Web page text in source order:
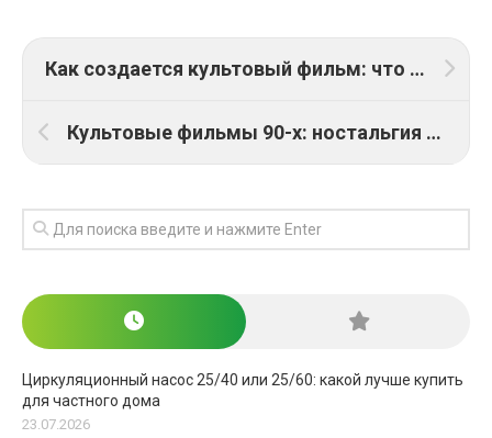
Как создается культовый фильм: что делает кино легендарным
Культовые фильмы 90-х: ностальгия по эпохе VHS и больших блокбастеров
Циркуляционный насос 25/40 или 25/60: какой лучше купить
для частного дома
23.07.2026